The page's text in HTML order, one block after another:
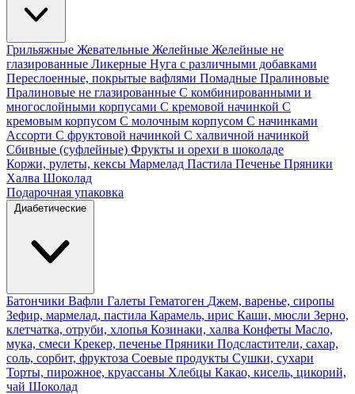
Грильяжные Жевательные Желейные Желейные не
глазированные Ликерные Нуга с различными добавками
Переслоенные, покрытые вафлями Помадные Пралиновые
Пралиновые не глазированные С комбинированными и
многослойными корпусами С кремовой начинкой С
кремовым корпусом С молочным корпусом С начинками
Ассорти С фруктовой начинкой С халвичной начинкой
Сбивные (суфлейные) Фрукты и орехи в шоколаде
Коржи, рулеты, кексы Мармелад Пастила Печенье Пряники
Халва Шоколад
Подарочная упаковка
Диабетические
Батончики Вафли Галеты Гематоген Джем, варенье, сиропы
Зефир, мармелад, пастила Карамель, ирис Каши, мюсли Зерно,
клетчатка, отруби, хлопья Козинаки, халва Конфеты Масло,
мука, смеси Крекер, печенье Пряники Подсластители, сахар,
соль, сорбит, фруктоза Соевые продукты Сушки, сухари
Торты, пирожное, круассаны Хлебцы Какао, кисель, цикорий,
чай Шоколад